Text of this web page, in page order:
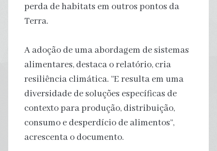
perda de habitats em outros pontos da
Terra.
A adoção de uma abordagem de sistemas
alimentares, destaca o relatório, cria
resiliência climática. “E resulta em uma
diversidade de soluções específicas de
contexto para produção, distribuição,
consumo e desperdício de alimentos”,
acrescenta o documento.